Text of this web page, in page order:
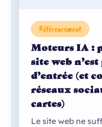
Référencement
Moteurs IA :
site web
d’entrée (et
réseaux
cartes)
Le site web ne